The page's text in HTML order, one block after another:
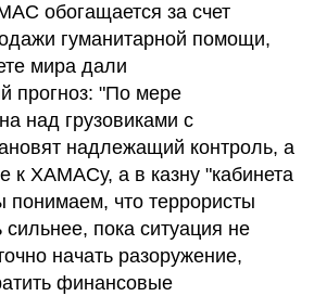
обогащается за счет
гуманитарной помощи,
мира дали
прогноз: "По мере
над грузовиками с
надлежащий контроль, а
к ХАМАСу, а в казну "кабинета
понимаем, что террористы
пока ситуация не
начать разоружение,
финансовые